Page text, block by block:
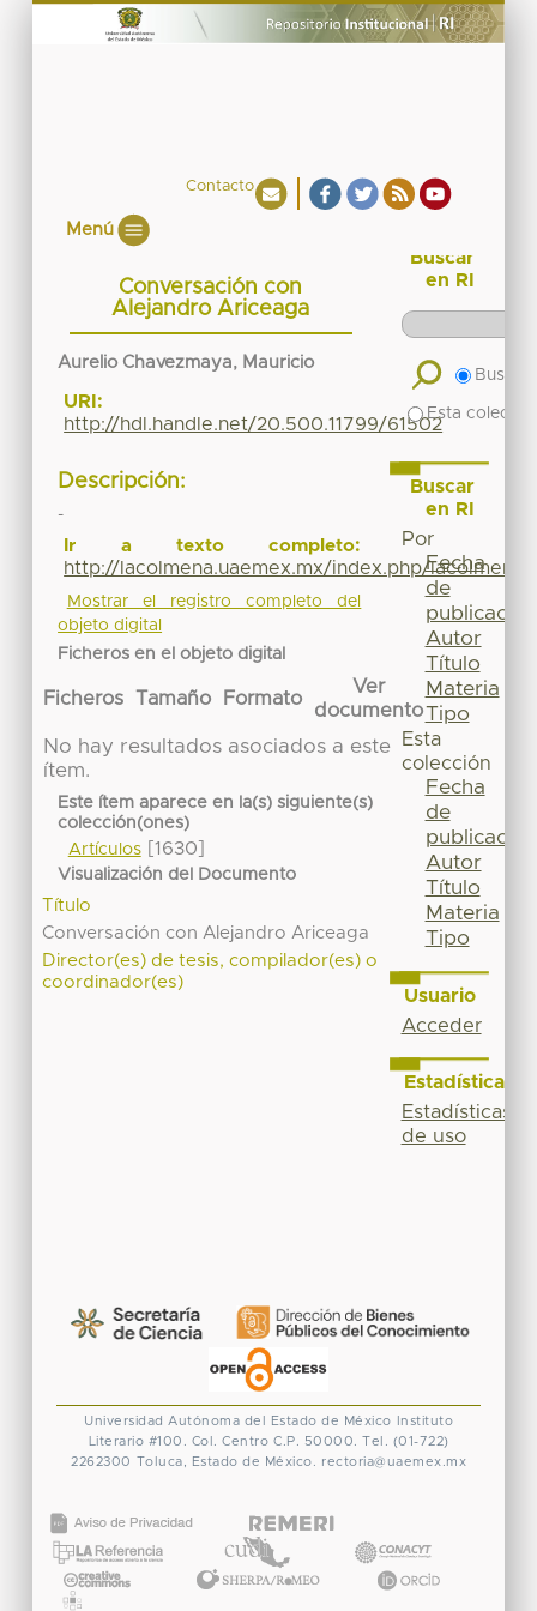
Contacto
Menú
Conversación con
Alejandro Ariceaga
Aurelio Chavezmaya, Mauricio
URI:
http://hdl.handle.net/20.500.11799/61502
Descripción:
-
Ir a texto completo:
http://lacolmena.uaemex.mx/index.php/
Mostrar el registro completo del
objeto digital
Ficheros en el objeto digital
Ficheros Tamaño Formato
Ver
documento
No hay resultados asociados a este
ítem.
Este ítem aparece en la(s) siguiente(s)
colección(ones)
Artículos[1630]
Visualización del Documento
Título
Conversación con Alejandro Ariceaga
Director(es) de tesis, compilador(es) o
coordinador(es)
Buscar
en RI
Buscar
Esta
Buscar
en RI
Por
Fecha
de
publicación
Autor
Título
Materia
Tipo
Esta
colección
Fecha
de
publicación
Autor
Título
Materia
Tipo
Usuario
Acceder
Estadísticas
Estadísticas
de uso
Universidad Autónoma del Estado de México
Instituto
Literario #100. Col. Centro C.P. 50000. Tel. (01-722)
2262300 Toluca, Estado de México. rectoria@uaemex.mx